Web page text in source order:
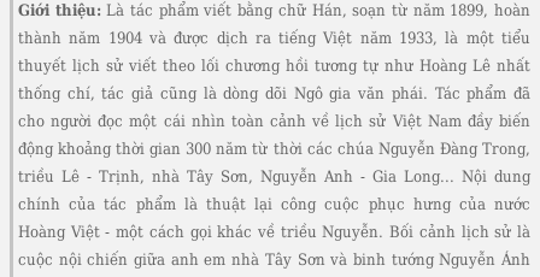
Giới thiệu:Là tác phẩm viết bằng chữ Hán, soạn từ năm 1899, hoàn
thành năm 1904 và được dịch ra tiếng Việt năm 1933, là một tiểu
thuyết lịch sử viết theo lối chương hồi tương tự như Hoàng Lê nhất
thống chí, tác giả cũng là dòng dõi Ngô gia văn phái. Tác phẩm đã
cho người đọc một cái nhìn toàn cảnh về lịch sử Việt Nam đầy biến
động khoảng thời gian 300 năm từ thời các chúa Nguyễn Đàng Trong,
triều Lê - Trịnh, nhà Tây Sơn, Nguyễn Anh - Gia Long... Nội dung
chính của tác phẩm là thuật lại công cuộc phục hưng của nước
Hoàng Việt - một cách gọi khác về triều Nguyễn. Bối cảnh lịch sử là
cuộc nội chiến giữa anh em nhà Tây Sơn và binh tướng Nguyễn Ánh